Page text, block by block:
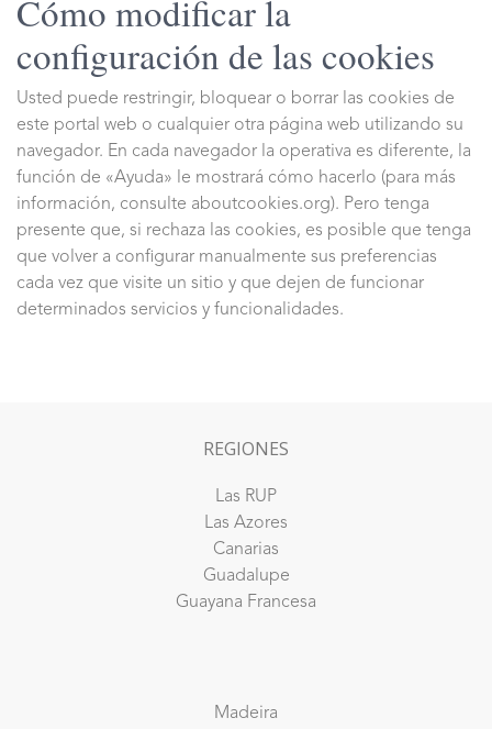
Cómo modificar la
configuración de las cookies
Usted puede restringir, bloquear o borrar las cookies de
este portal web o cualquier otra página web utilizando su
navegador. En cada navegador la operativa es diferente, la
función de «Ayuda» le mostrará cómo hacerlo (para más
información, consulte aboutcookies.org). Pero tenga
presente que, si rechaza las cookies, es posible que tenga
que volver a configurar manualmente sus preferencias
cada vez que visite un sitio y que dejen de funcionar
determinados servicios y funcionalidades.
REGIONES
Las RUP
Las Azores
Canarias
Guadalupe
Guayana Francesa
Madeira